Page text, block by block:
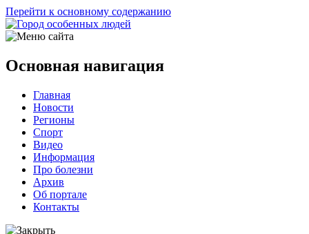
Перейти к основному содержанию
Основная навигация
Главная
Новости
Регионы
Спорт
Видео
Информация
Про болезни
Архив
Об портале
Контакты